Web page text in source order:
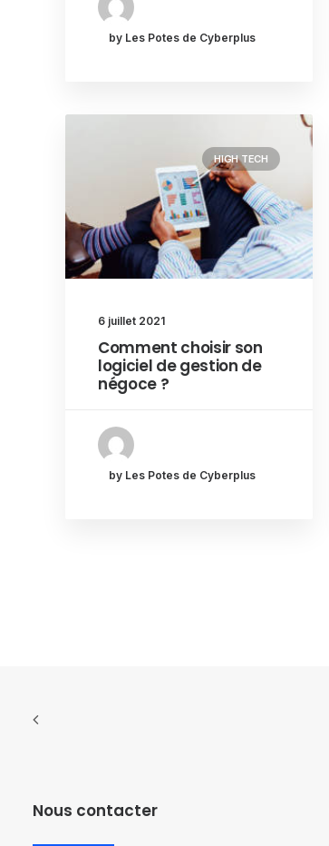
by Les Potes de Cyberplus
HIGH TECH
6 juillet 2021
Comment choisir son
logiciel de gestion de
négoce ?
by Les Potes de Cyberplus
Nous contacter